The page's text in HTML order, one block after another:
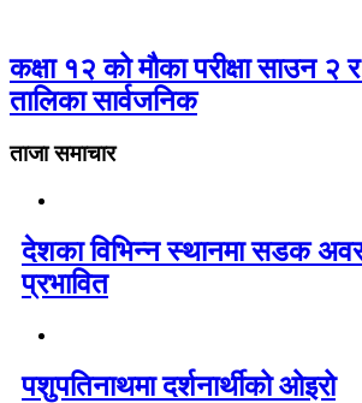
कक्षा १२ को मौका परीक्षा साउन २ र
तालिका सार्वजनिक
ताजा समाचार
देशका विभिन्न स्थानमा सडक
प्रभावित
पशुपतिनाथमा दर्शनार्थीको ओइरो